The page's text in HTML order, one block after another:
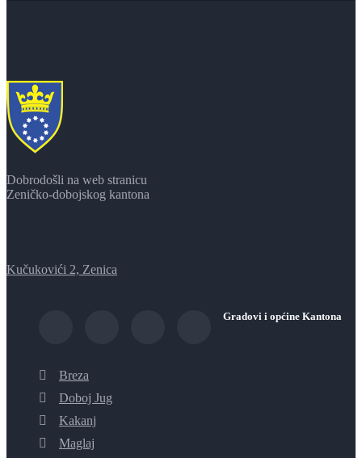
Dobrodošli na web stranicu
Zeničko-dobojskog kantona
Kučukovići 2, Zenica
Gradovi i općine Kantona
Breza
Doboj Jug
Kakanj
Maglaj